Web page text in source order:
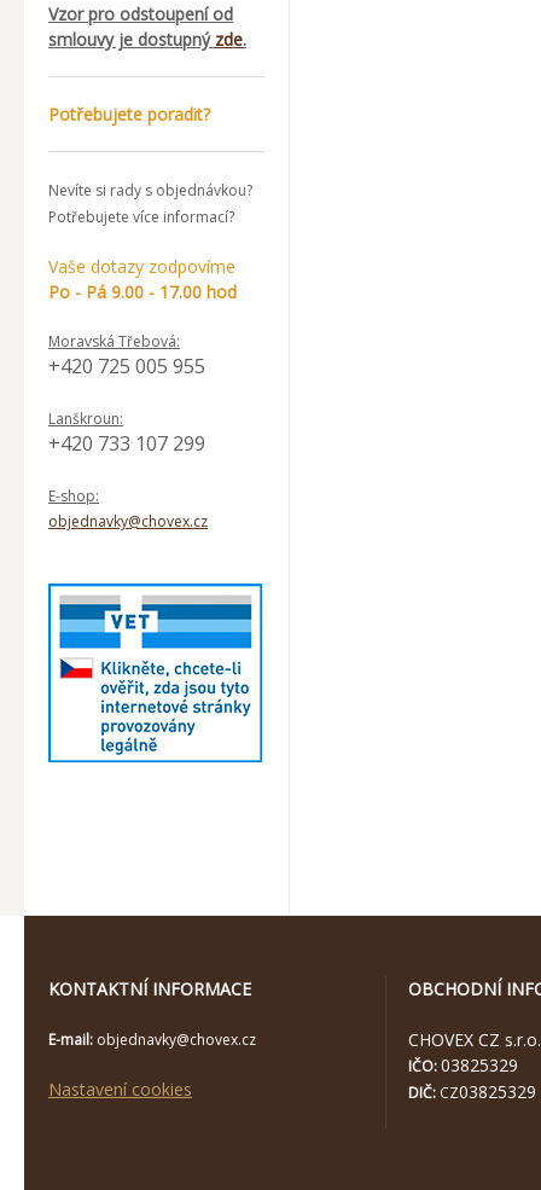
Vzor pro odstoupení od
smlouvy je dostupný zde.
Potřebujete poradit?
Nevíte si rady s objednávkou?
Potřebujete více informací?
Vaše dotazy zodpovíme
Po - Pá 9.00 - 17.00 hod
Moravská Třebová:
+420 725 005 955
Lanškroun:
+420 733 107 299
E-shop:
objednavky@chovex.cz
KONTAKTNÍ INFORMACE
E-mail: objednavky@chovex.cz
Nastavení cookies
OBCHODNÍ
CHOVEX CZ s.r.o.
IČO:03825329
DIČ: CZ03825329